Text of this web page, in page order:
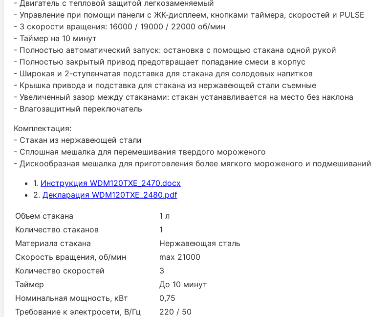
- Двигатель с тепловой защитой легкозаменяемый
- Управление при помощи панели с ЖК-дисплеем, кнопками таймера, скоростей и PULSE
- 3 скорости вращения: 16000 / 19000 / 22000 об/мин
- Таймер на 10 минут
- Полностью автоматический запуск: остановка с помощью стакана одной рукой
- Полностью закрытый привод предотвращает попадание смеси в корпус
- Широкая и 2-ступенчатая подставка для стакана для солодовых напитков
- Крышка привода и подставка для стакана из нержавеющей стали съемные
- Увеличенный зазор между стаканами: стакан устанавливается на место без наклона
- Влагозащитный переключатель
Комплектация:
- Стакан из нержавеющей стали
- Сплошная мешалка для перемешивания твердого мороженого
- Дискообразная мешалка для приготовления более мягкого мороженого и подмешиваний
1. Инструкция WDM120TXE_2470.docx
2. Декларация WDM120TXE_2480.pdf
Объем стакана
1 л
Количество стаканов
1
Материала стакана
Нержавеющая сталь
Скорость вращения, об/мин
maх 21000
Количество скоростей
3
Таймер
До 10 минут
Номинальная мощность, кВт
0,75
Требование к электросети, В/Гц
220 / 50